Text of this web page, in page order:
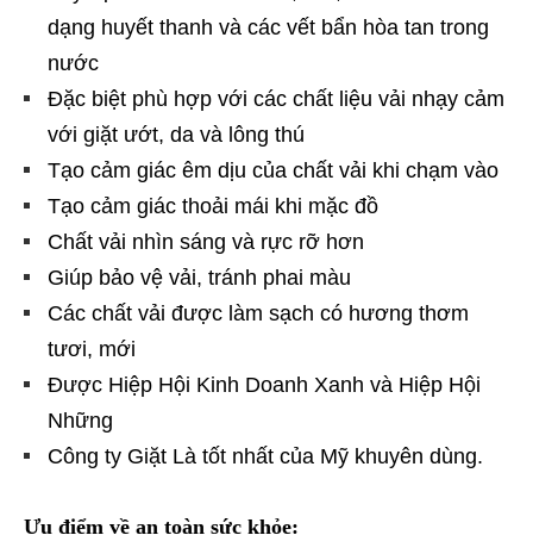
dạng huyết thanh và các vết bẩn hòa tan trong
nước
Đặc biệt phù hợp với các chất liệu vải nhạy cảm
với giặt ướt, da và lông thú
Tạo cảm giác êm dịu của chất vải khi chạm vào
Tạo cảm giác thoải mái khi mặc đồ
Chất vải nhìn sáng và rực rỡ hơn
Giúp bảo vệ vải, tránh phai màu
Các chất vải được làm sạch có hương thơm
tươi, mới
Được Hiệp Hội Kinh Doanh Xanh và Hiệp Hội
Những
Công ty Giặt Là tốt nhất của Mỹ khuyên dùng.
Ưu điểm về an toàn sức khỏe: